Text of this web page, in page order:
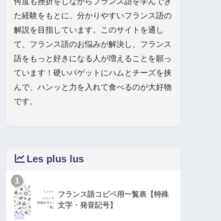
た経験をもとに、分かりやすいフランス語の
解説を目指しています。このサイトを通し
て、フランス語のお悩みが解決し、フランス
語をもっと好きになる人が増えることを願っ
ています！硬いバゲットにハムとチーズを挟
んで、ハンッと力を入れて食べるのが大好物
です。
Les plus lus
1
フランス語コピペ用一覧表【特殊
文字・発音記号】